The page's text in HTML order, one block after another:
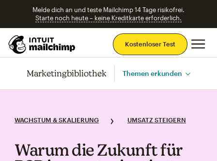
Melde dich an und teste Mailchimp 14 Tage risikofrei.
Starte noch heute – keine Kreditkarte erforderlich.
Kostenloser Test
Marketingbibliothek Themen erkunden
WACHSTUM & SKALIERUNG UMSATZ STEIGERN
Warum die Zukunft für